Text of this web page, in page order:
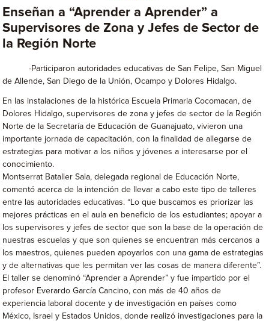
Enseñan a “Aprender a Aprender” a
Supervisores de Zona y Jefes de Sector de
la Región Norte
-Participaron autoridades educativas de San Felipe, San Miguel
de Allende, San Diego de la Unión, Ocampo y Dolores Hidalgo.
En las instalaciones de la histórica Escuela Primaria Cocomacan, de
Dolores Hidalgo, supervisores de zona y jefes de sector de la Región
Norte de la Secretaría de Educación de Guanajuato, vivieron una
importante jornada de capacitación, con la finalidad de allegarse de
estrategias para motivar a los niños y jóvenes a interesarse por el
conocimiento.
Montserrat Bataller Sala, delegada regional de Educación Norte,
comentó acerca de la intención de llevar a cabo este tipo de talleres
entre las autoridades educativas. “Lo que buscamos es priorizar las
mejores prácticas en el aula en beneficio de los estudiantes; apoyar a
los supervisores y jefes de sector que son la base de la operación de
nuestras escuelas y que son quienes se encuentran más cercanos a
los maestros, quienes pueden apoyarlos con una gama de estrategias
y de alternativas que les permitan ver las cosas de manera diferente”.
El taller se denominó “Aprender a Aprender” y fue impartido por el
profesor Everardo García Cancino, con más de 40 años de
experiencia laboral docente y de investigación en países como
México, Israel y Estados Unidos, donde realizó investigaciones para la